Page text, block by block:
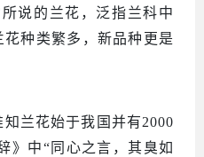
说的兰花，泛指兰科中
种类繁多，新品种更是
兰花始于我国并有2000
》中“同心之言，其臭如